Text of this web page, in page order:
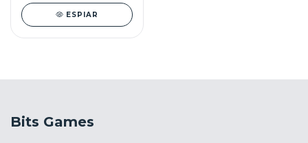
ESPIAR
Bits Games